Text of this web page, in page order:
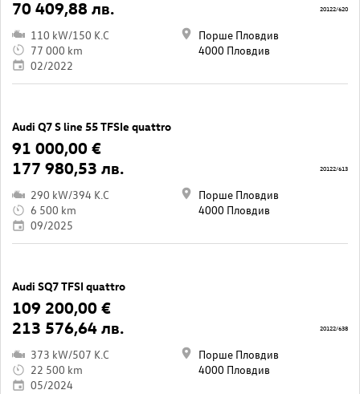
70 409,88 лв.
110 kW/150 K.C
77 000 km
02/2022
Порше Пловдив
4000 Пловдив
20122/620
Audi Q7 S line 55 TFSIe quattro
91 000,00 €
177 980,53 лв.
290 kW/394 K.C
6 500 km
09/2025
Порше Пловдив
4000 Пловдив
20122/613
Audi SQ7 TFSI quattro
109 200,00 €
213 576,64 лв.
373 kW/507 K.C
22 500 km
05/2024
Порше Пловдив
4000 Пловдив
20122/638